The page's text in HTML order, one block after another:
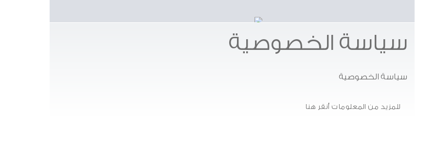
سياسة الخصوصية
سياسة الخصوصية
للمزيد من المعلومات أنقر هنا